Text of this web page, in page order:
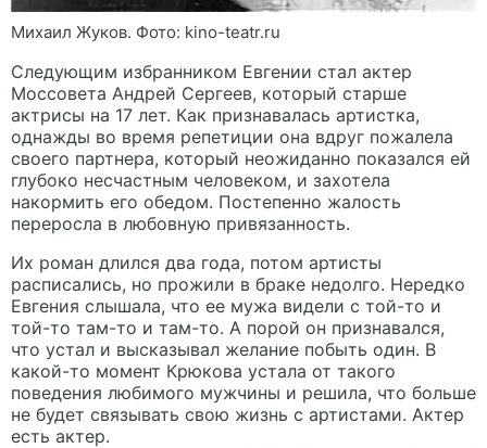
Михаил Жуков. Фото: kino-teatr.ru
Следующим избранником Евгении стал актер
Моссовета Андрей Сергеев, который старше
актрисы на 17 лет. Как признавалась артистка,
однажды во время репетиции она вдруг пожалела
своего партнера, который неожиданно показался ей
глубоко несчастным человеком, и захотела
накормить его обедом. Постепенно жалость
переросла в любовную привязанность.
Их роман длился два года, потом артисты
расписались, но прожили в браке недолго. Нередко
Евгения слышала, что ее мужа видели с той-то и
той-то там-то и там-то. А порой он признавался,
что устал и высказывал желание побыть один. В
какой-то момент Крюкова устала от такого
поведения любимого мужчины и решила, что больше
не будет связывать свою жизнь с артистами. Актер
есть актер.